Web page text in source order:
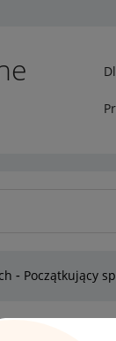
Początkujący